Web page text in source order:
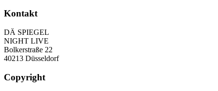
Kontakt
DÄ SPIEGEL
NIGHT LIVE
Bolkerstraße 22
40213 Düsseldorf
Copyright